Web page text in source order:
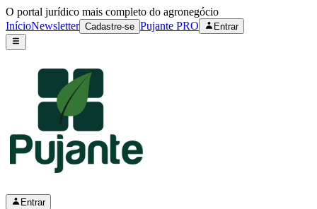
O portal jurídico mais completo do agronegócio
InícioNewsletter Cadastre-se Pujante PRO Entrar
Entrar